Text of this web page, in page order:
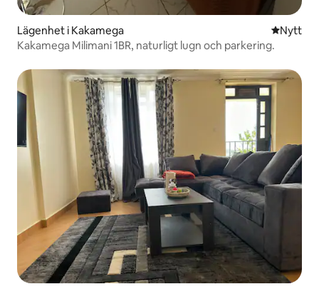
Lägenhet i Kakamega NyttNytt
Kakamega Milimani 1BR, naturligt lugn och parkering.